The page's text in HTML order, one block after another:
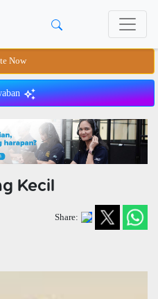
Now
Kecil
Share: